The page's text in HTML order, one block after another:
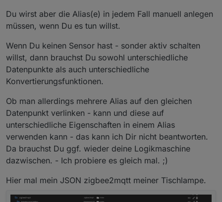
Du wirst aber die Alias(e) in jedem Fall manuell anlegen
müssen, wenn Du es tun willst.
Wenn Du keinen Sensor hast - sonder aktiv schalten
willst, dann brauchst Du sowohl unterschiedliche
Datenpunkte als auch unterschiedliche
Konvertierungsfunktionen.
Ob man allerdings mehrere Alias auf den gleichen
Datenpunkt verlinken - kann und diese auf
unterschiedliche Eigenschaften in einem Alias
verwenden kann - das kann ich Dir nicht beantworten.
Da brauchst Du ggf. wieder deine Logikmaschine
dazwischen. - Ich probiere es gleich mal. ;)
Hier mal mein JSON zigbee2mqtt meiner Tischlampe.